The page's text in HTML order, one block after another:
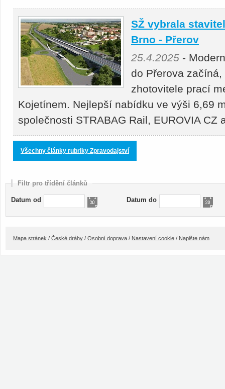
SŽ vybrala
Brno - Přerov
25.4.2025 -
do Přerova
zhotovitele prací
Kojetínem. Nejlepší nabídku ve výši 6,69
společnosti STRABAG Rail, EUROVIA
Všechny články rubriky Zpravodajství
Filtr pro třídění článků
Datum od Datum do
Mapa stránek / České dráhy / Osobní doprava / Nastavení cookie / Napište nám